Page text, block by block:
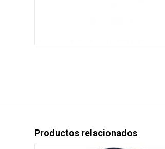
Productos relacionados